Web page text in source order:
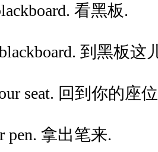
看黑板.
到黑板这
seat. 回到你的座
pen. 拿出笔来.